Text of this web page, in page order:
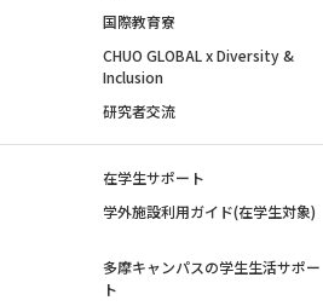
国際教育寮
CHUO GLOBAL x Diversity &
Inclusion
研究者交流
在学生サポート
学外施設利用ガイド(在学生対象)
多摩キャンパスの学生生活サポー
ト